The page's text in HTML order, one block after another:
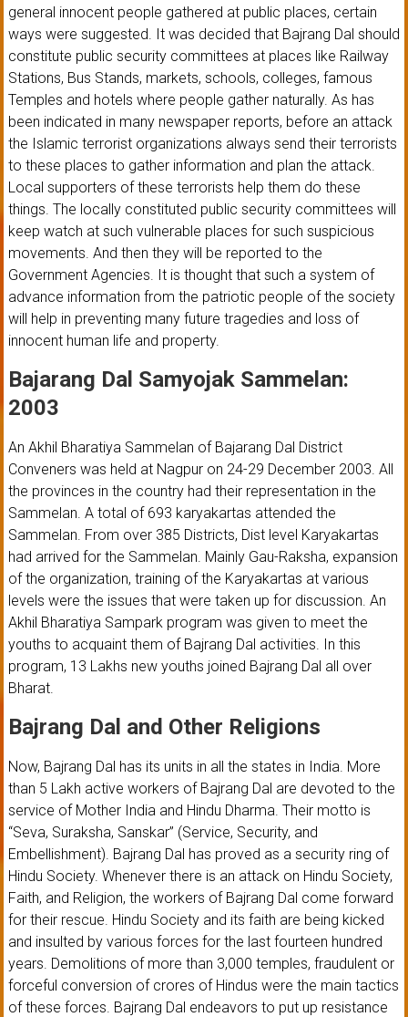
general innocent people gathered at public places, certain
ways were suggested. It was decided that Bajrang Dal should
constitute public security committees at places like Railway
Stations, Bus Stands, markets, schools, colleges, famous
Temples and hotels where people gather naturally. As has
been indicated in many newspaper reports, before an attack
the Islamic terrorist organizations always send their terrorists
to these places to gather information and plan the attack.
Local supporters of these terrorists help them do these
things. The locally constituted public security committees will
keep watch at such vulnerable places for such suspicious
movements. And then they will be reported to the
Government Agencies. It is thought that such a system of
advance information from the patriotic people of the society
will help in preventing many future tragedies and loss of
innocent human life and property.
Bajarang Dal Samyojak Sammelan:
2003
An Akhil Bharatiya Sammelan of Bajarang Dal District
Conveners was held at Nagpur on 24-29 December 2003. All
the provinces in the country had their representation in the
Sammelan. A total of 693 karyakartas attended the
Sammelan. From over 385 Districts, Dist level Karyakartas
had arrived for the Sammelan. Mainly Gau-Raksha, expansion
of the organization, training of the Karyakartas at various
levels were the issues that were taken up for discussion. An
Akhil Bharatiya Sampark program was given to meet the
youths to acquaint them of Bajrang Dal activities. In this
program, 13 Lakhs new youths joined Bajrang Dal all over
Bharat.
Bajrang Dal and Other Religions
Now, Bajrang Dal has its units in all the states in India. More
than 5 Lakh active workers of Bajrang Dal are devoted to the
service of Mother India and Hindu Dharma. Their motto is
“Seva, Suraksha, Sanskar” (Service, Security, and
Embellishment). Bajrang Dal has proved as a security ring of
Hindu Society. Whenever there is an attack on Hindu Society,
Faith, and Religion, the workers of Bajrang Dal come forward
for their rescue. Hindu Society and its faith are being kicked
and insulted by various forces for the last fourteen hundred
years. Demolitions of more than 3,000 temples, fraudulent or
forceful conversion of crores of Hindus were the main tactics
of these forces. Bajrang Dal endeavors to put up resistance